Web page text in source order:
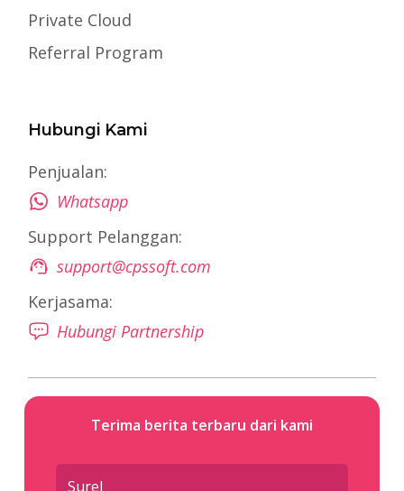
Private Cloud
Referral Program
Hubungi Kami
Penjualan:
Whatsapp
Support Pelanggan:
support@cpssoft.com
Kerjasama:
Hubungi Partnership
Terima berita terbaru dari kami